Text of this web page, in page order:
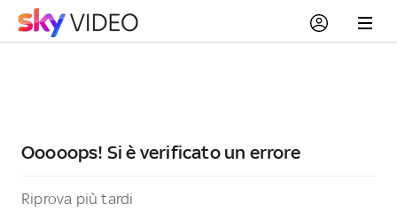
Ooooops! Si è verificato un errore
Riprova più tardi